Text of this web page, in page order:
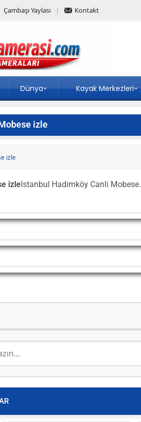
Çambaşı Yaylası Kontakt
Dünya Kayak Merkezleri
izle
izle
izleIstanbul Hadimköy Canli Mobese.